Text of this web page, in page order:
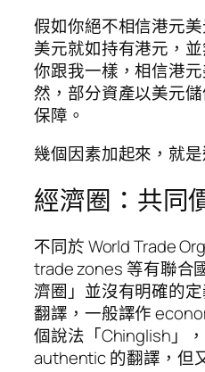
假如你絕不相信港元
美元就如持有港元，
你跟我一樣，相信港
然，部分資產以美元
保障。
幾個因素加起來，就
經濟圈：共同
不同於 World Trade
trade zones 等有聯合
濟圈」並沒有明確的
翻譯，一般譯作
個說法「Chinglish」，
authentic 的翻譯，但